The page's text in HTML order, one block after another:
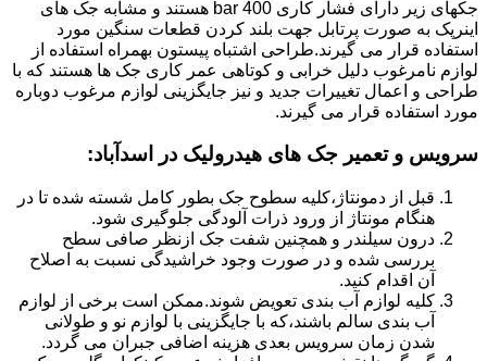
جکهای زیر دارای فشار کاری 400 bar هستند و مشابه جک های
اینرپک به صورت پرتابل جهت بلند کردن قطعات سنگین مورد
استفاده قرار می گیرند.طراحی اشتباه پیستون بهمراه استفاده از
لوازم نامرغوب دلیل خرابی و کوتاهی عمر کاری جک ها هستند که با
طراحی و اعمال تغییرات جدید و نیز جایگزینی لوازم مرغوب دوباره
مورد استفاده قرار می گیرند.
سرویس و تعمیر جک های هیدرولیک در اسدآباد:
قبل از دمونتاژ،کلیه سطوح جک بطور کامل شسته شده تا در
هنگام مونتاژ از ورود ذرات آلودگی جلوگیری شود.
درون سیلندر و همچنین شفت جک ازنظر صافی سطح
بررسی شده و در صورت وجود خراشیدگی نسبت به اصلاح
آن اقدام کنید.
کلیه لوازم آب بندی تعویض شوند.ممکن است برخی از لوازم
آب بندی سالم باشند،که با جایگزینی با لوازم نو و طولانی
شدن زمان سرویس بعدی هزینه اضافی جبران می گردد.